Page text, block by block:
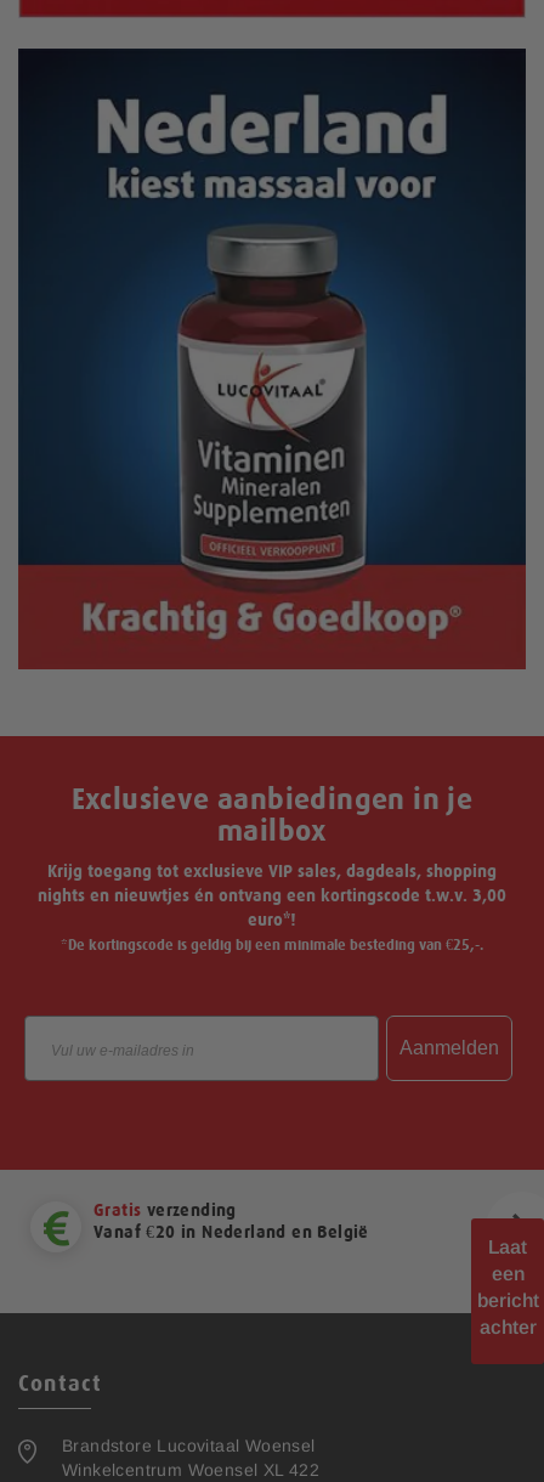
Exclusieve aanbiedingen in je
mailbox
Krijg toegang tot exclusieve VIP sales, dagdeals, shopping
nights en nieuwtjes én ontvang een kortingscode t.w.v. 3,00
euro*!
*De kortingscode is geldig bij een minimale besteding van €25,-.
Email
Aanmelden
Gratis verzending
Vanaf €20 in Nederland en België
Contact
Brandstore Lucovitaal Woensel
Winkelcentrum Woensel XL 422
Laat
een
bericht
achter